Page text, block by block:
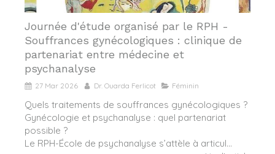
Journée d'étude organisé par le RPH -
Souffrances gynécologiques : clinique de
partenariat entre médecine et
psychanalyse
27 Mar 2026 Dr. Ouarda Ferlicot Féminin
Quels traitements de souffrances gynécologiques ?
Gynécologie et psychanalyse : quel partenariat
possible ?
Le RPH-École de psychanalyse s’attèle à articul...